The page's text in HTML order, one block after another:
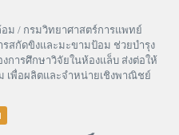
อม / กรมวิทยาศาสตร์การแพทย์
สกัดขิงและมะขามป้อม ช่วยบำรุง
การศึกษาวิจัยในห้องแล็บ ส่งต่อให้
เพื่อผลิตและจำหน่ายเชิงพาณิชย์